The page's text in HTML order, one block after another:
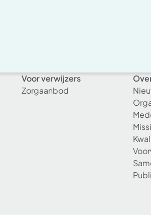
Voor verwijzers
Zorgaanbod